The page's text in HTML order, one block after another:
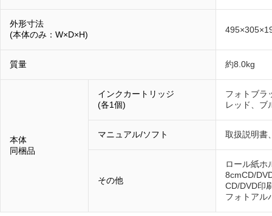
外形寸法
(本体のみ：W×D×H)
質量 約8.0kg
本体
同梱品
インクカートリッジ
(各1個)
フォトブラ
レッド、ブ
マニュアル/ソフト 取扱説明書
その他
ロール紙ホ
8cmCD/
CD/DVD印
フォトアル